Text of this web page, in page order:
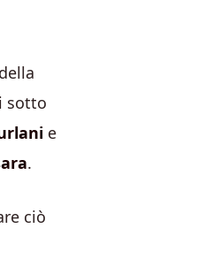
sotto
e
.
ciò